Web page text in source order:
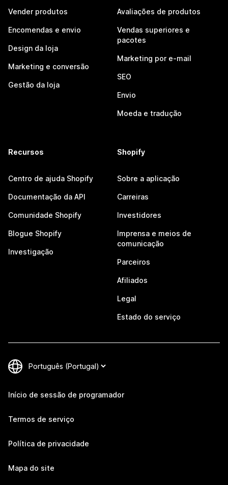
Vender produtos
Encomendas e envio
Design da loja
Marketing e conversão
Gestão da loja
Avaliações de produtos
Vendas superiores e
pacotes
Marketing por e-mail
SEO
Envio
Moeda e tradução
Recursos
Centro de ajuda Shopify
Documentação da API
Comunidade Shopify
Blogue Shopify
Investigação
Shopify
Sobre a aplicação
Carreiras
Investidores
Imprensa e meios de
comunicação
Parceiros
Afiliados
Legal
Estado do serviço
Início de sessão de programador
Termos de serviço
Política de privacidade
Mapa do site